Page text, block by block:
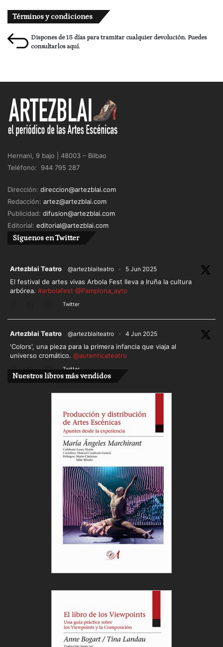
Términos y condiciones
Dispones de 15 días para tramitar cualquier devolución. Puedes
consultarlosaquí.
Hernani, 9 bajo | 48003 – Bilbao
Teléfono: 944 795 287
Dirección: direccion@artezblai.com
Redacción: artez@artezblai.com
Publicidad: difusion@artezblai.com
Editorial: editorial@artezblai.com
Síguenos en Twitter
Artezblai Teatro @artezblaiteatro · 5 Jun 2025
El festival de artes vivas Arbola Fest lleva a Iruña la cultura
arbórea. #arbolafest @Pamplona_ayto
Twitter
Artezblai Teatro @artezblaiteatro · 4 Jun 2025
'Colors', una pieza para la primera infancia que viaja al
universo cromático. @autenticateatro
Twitter
Cargar más
Nuestros libros más vendidos